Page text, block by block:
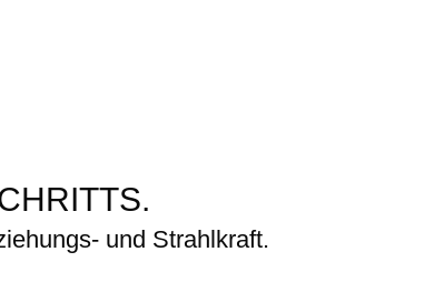
und Strahlkraft.